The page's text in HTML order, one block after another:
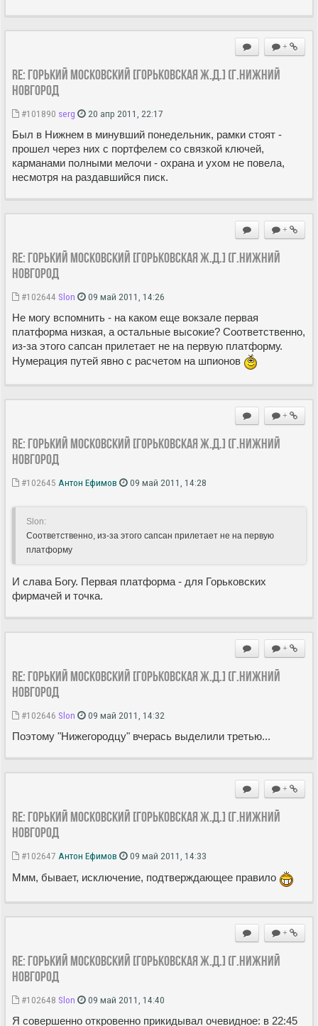
+
Re: ГОРЬКИЙ МОСКОВСКИЙ [Горьковская Ж.Д.] (г.Нижний
Новгород
#101890 serg 20 апр 2011, 22:17
Был в Нижнем в минувший понедельник, рамки стоят -
прошел через них с портфелем со связкой ключей,
карманами полными мелочи - охрана и ухом не повела,
несмотря на раздавшийся писк.
+
Re: ГОРЬКИЙ МОСКОВСКИЙ [Горьковская Ж.Д.] (г.Нижний
Новгород
#102644 Slon 09 май 2011, 14:26
Не могу вспомнить - на каком еще вокзале первая
платформа низкая, а остальные высокие? Соответственно,
из-за этого сапсан прилетает не на первую платформу.
Нумерация путей явно с расчетом на шпионов
+
Re: ГОРЬКИЙ МОСКОВСКИЙ [Горьковская Ж.Д.] (г.Нижний
Новгород
#102645 Антон Ефимов 09 май 2011, 14:28
Slon:
Соответственно, из-за этого сапсан прилетает не на первую
платформу
И слава Богу. Первая платформа - для Горьковских
фирмачей и точка.
+
Re: ГОРЬКИЙ МОСКОВСКИЙ [Горьковская Ж.Д.] (г.Нижний
Новгород
#102646 Slon 09 май 2011, 14:32
Поэтому "Нижегородцу" вчерась выделили третью...
+
Re: ГОРЬКИЙ МОСКОВСКИЙ [Горьковская Ж.Д.] (г.Нижний
Новгород
#102647 Антон Ефимов 09 май 2011, 14:33
Ммм, бывает, исключение, подтверждающее правило
+
Re: ГОРЬКИЙ МОСКОВСКИЙ [Горьковская Ж.Д.] (г.Нижний
Новгород
#102648 Slon 09 май 2011, 14:40
Я совершенно откровенно прикидывал очевидное: в 22:45